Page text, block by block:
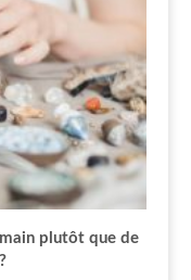
plutôt que de